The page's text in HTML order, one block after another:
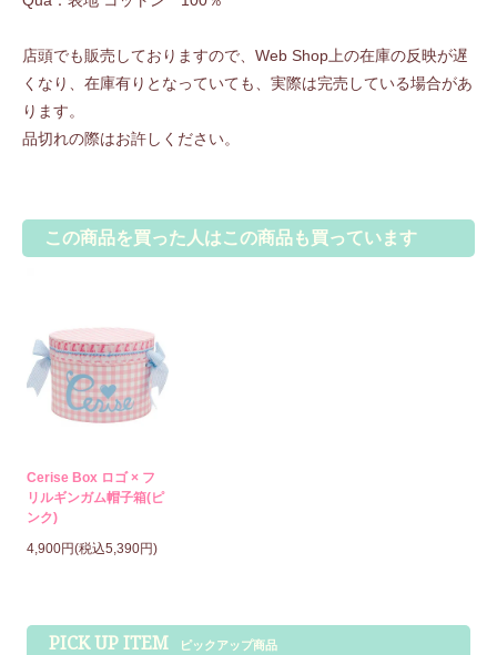
店頭でも販売しておりますので、Web Shop上の在庫の反映が遅
くなり、在庫有りとなっていても、実際は完売している場合があ
ります。
品切れの際はお許しください。
この商品を買った人はこの商品も買っています
Cerise Box ロゴ × フ
リルギンガム帽子箱(ピ
ンク)
4,900円(税込5,390円)
PICK UP ITEM ピックアップ商品